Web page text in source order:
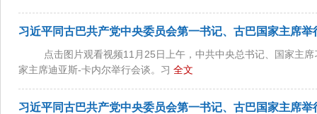
习近平同古巴共产党中央委员会第一书记、古巴国家主席举
点击图片观看视频11月25日上午，中共中央总书记、国家主
家主席迪亚斯-卡内尔举行会谈。习 全文
习近平同古巴共产党中央委员会第一书记、古巴国家主席举